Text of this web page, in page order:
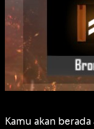
Kamu akan